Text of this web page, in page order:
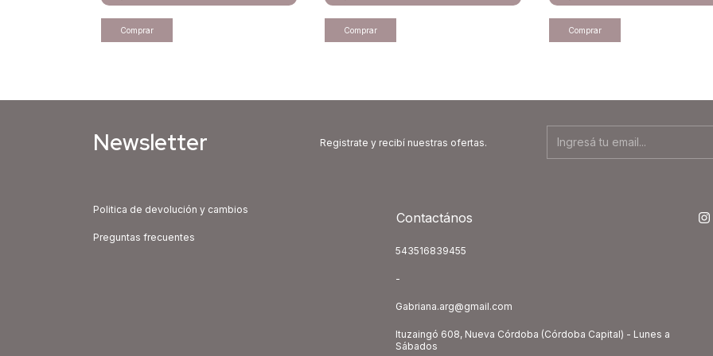
Newsletter Registrate y recibí nuestras ofertas.
Politica de devolución y cambios
Preguntas frecuentes
Contactános
543516839455
-
Gabriana.arg@gmail.com
Ituzaingó 608, Nueva Córdoba (Córdoba Capital) - Lunes a
Sábados